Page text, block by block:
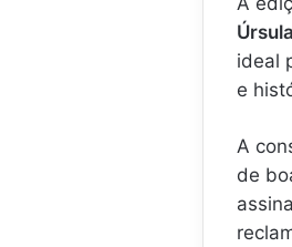
Úrsula
ideal
e
A
de